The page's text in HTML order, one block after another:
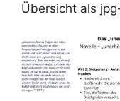
Übersicht als